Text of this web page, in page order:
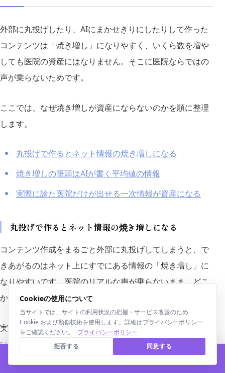
外部に丸投げしたり、AIにまかせきりにしたりして作った
コンテンツは「焼き増し」になりやすく、いくら数を増や
しても医院の資産にはなりません。そこに医院ならではの
声が乗らないためです。
ここでは、なぜ焼き増しが資産にならないのかを順に整理
します。
丸投げで作るとネット情報の焼き増しになる
焼き増しの筆頭はAIが書く平均値の情報
実際に診た医院だけが出せる一次情報が資産になる
丸投げで作るとネット情報の焼き増しになる
コンテンツ作成をまるごと外部に丸投げしてしまうと、で
きあがるのはネット上にすでにある情報の「焼き増し」に
なりやすいです。医院のリアルな声が乗らないまま、どこ
かで見たような一般的な内容が並ぶことになるからです。
実際に動物病院の状態を知らないわけですから、どう足掻
いてもホームページにある内容の焼き増しになります。
【無料】かんたんWeb予約
Cookieの使用について
当サイトでは、サイトの利用状況の把握・サービス改善のため
Cookie および類似技術を使用します。詳細はプライバシーポリシー
をご確認ください。
プライバシーポリシー
拒否する
同意する